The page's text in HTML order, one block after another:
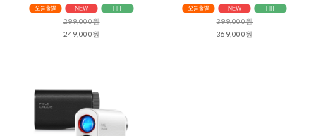
299,000원
249,000원
399,000원
369,000원